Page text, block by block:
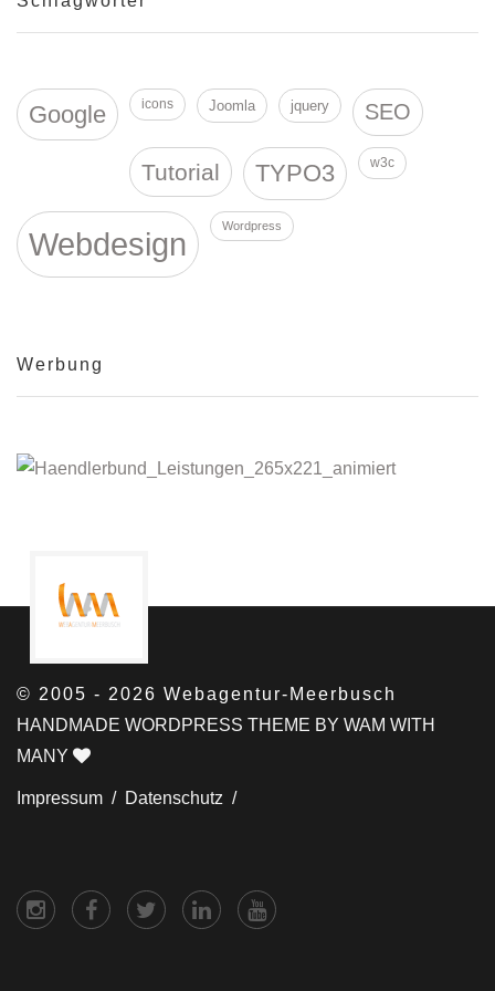
Google icons Joomla jquery SEO
Tutorial TYPO3 w3c
Webdesign Wordpress
Werbung
© 2005 - 2026 Webagentur-Meerbusch
HANDMADE WORDPRESS THEME BY WAM WITH
MANY
Impressum / Datenschutz /